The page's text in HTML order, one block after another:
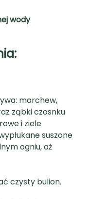
wody
marchew,
ząbki czosnku
i ziele
suszone
ogniu, aż
czysty bulion.